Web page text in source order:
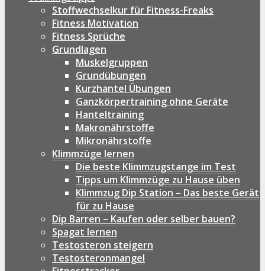
Stoffwechselkur für Fitness-Freaks
Fitness Motivation
Fitness Sprüche
Grundlagen
Muskelgruppen
Grundübungen
Kurzhantel Übungen
Ganzkörpertraining ohne Geräte
Hanteltraining
Makronährstoffe
Mikronährstoffe
Klimmzüge lernen
Die beste Klimmzugstange im Test
Tipps um Klimmzüge zu Hause üben
Klimmzug Dip Station – Das beste Gerät
für zu Hause
Dip Barren – Kaufen oder selber bauen?
Spagat lernen
Testosteron steigern
Testosteronmangel